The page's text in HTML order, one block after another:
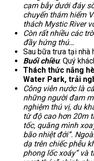
cạm bẫy dưới đáy
chuyến thám hiểm
thách Mystic River
Còn rất nhiều các
đầy hứng thú…
Sau bữa trưa tại nhà
Buổi chiều: Quý
Thách thức nắng
Water Park, trải
Công viên nước là
những người đam
nghiệm thú vị, du
từ độ cao hơn 20m
tốc, quăng mình
bão nhiệt đới”.
dạ trên chiếc phễu
phong lốc xoáy” và